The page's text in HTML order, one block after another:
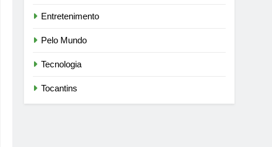
Entretenimento
Pelo Mundo
Tecnologia
Tocantins